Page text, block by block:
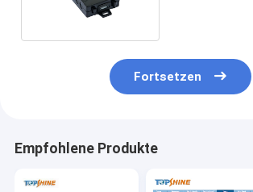
Fortsetzen
Empfohlene Produkte